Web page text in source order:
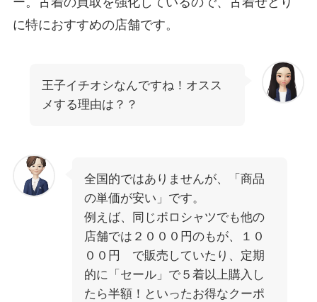
に特におすすめの店舗です。
王子イチオシなんですね！オスス
メする理由は？？
全国的ではありませんが、「商品
の単価が安い」です。
例えば、同じポロシャツでも他の
店舗では２０００円のもが、１０
００円 で販売していたり、定期
的に「セール」で５着以上購入し
たら半額！といったお得なクーポ